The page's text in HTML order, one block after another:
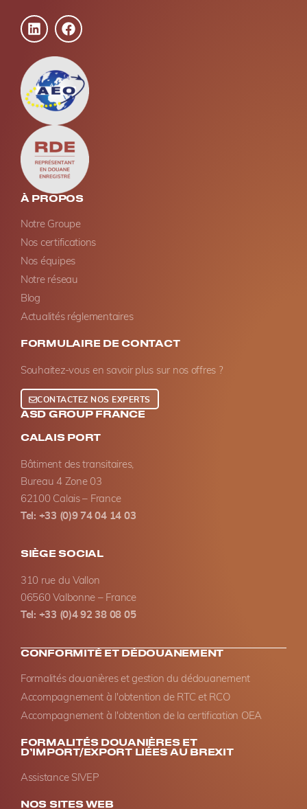
À PROPOS
Notre Groupe
Nos certifications
Nos équipes
Notre réseau
Blog
Actualités réglementaires
FORMULAIRE DE CONTACT
Souhaitez-vous en savoir plus sur nos offres ?
CONTACTEZ NOS EXPERTS
ASD GROUP FRANCE
CALAIS PORT
Bâtiment des transitaires,
Bureau 4 Zone 03
62100 Calais – France
Tel: +33 (0)9 74 04 14 03
SIÈGE SOCIAL
310 rue du Vallon
06560 Valbonne – France
Tel: +33 (0)4 92 38 08 05
CONFORMITÉ ET DÉDOUANEMENT
Formalités douanières et gestion du dédouanement
Accompagnement à l'obtention de RTC et RCO
Accompagnement à l'obtention de la certification OEA
FORMALITÉS DOUANIÈRES ET
D’IMPORT/EXPORT LIÉES AU BREXIT
Assistance SIVEP
NOS SITES WEB